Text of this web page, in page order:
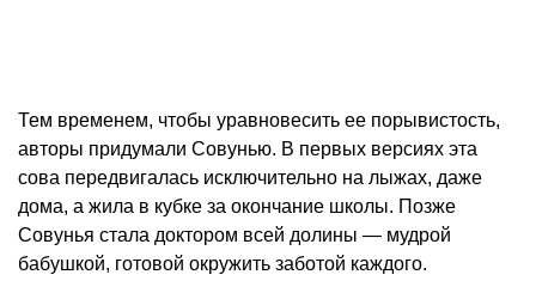
Тем временем, чтобы уравновесить ее порывистость,
авторы придумали Совунью. В первых версиях эта
сова передвигалась исключительно на лыжах, даже
дома, а жила в кубке за окончание школы. Позже
Совунья стала доктором всей долины — мудрой
бабушкой, готовой окружить заботой каждого.